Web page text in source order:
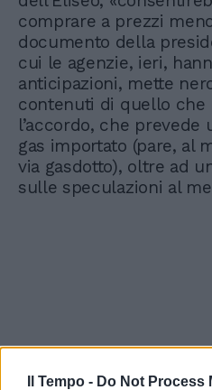
Il Tempo - Do Not Process
comprare a prezzi
documento della
cui le agenzie, ieri,
anticipazioni, mette
contenuti di quello che
l’accordo, che
gas importato (pare, al
via gasdotto), oltre ad
sulle speculazioni al